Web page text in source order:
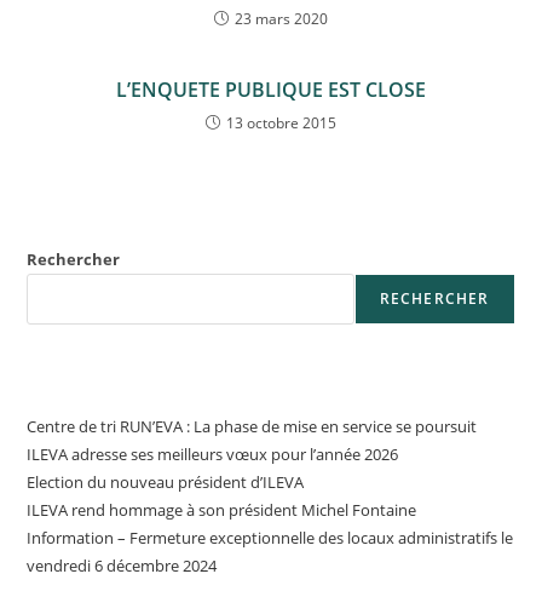
23 mars 2020
L’ENQUETE PUBLIQUE EST CLOSE
13 octobre 2015
Rechercher
RECHERCHER
Centre de tri RUN’EVA : La phase de mise en service se poursuit
ILEVA adresse ses meilleurs vœux pour l’année 2026
Election du nouveau président d’ILEVA
ILEVA rend hommage à son président Michel Fontaine
Information – Fermeture exceptionnelle des locaux administratifs le
vendredi 6 décembre 2024